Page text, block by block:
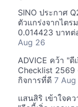
SINO ประกาศ
ตัวแกร่งจากไตร
0.014423 บาทต่
Aug 26
ADVICE คว้า "ดี
Checklist 2569
กิจการที่ดี 7
แสนสิริ เข้าใจค